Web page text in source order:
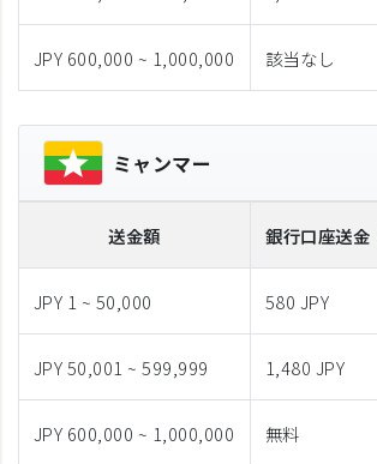
JPY 600,000 ~ 1,000,000 該当なし
ミャンマー
送金額 銀行口座送金
JPY 1 ~ 50,000 580 JPY
JPY 50,001 ~ 599,999 1,480 JPY
JPY 600,000 ~ 1,000,000 無料